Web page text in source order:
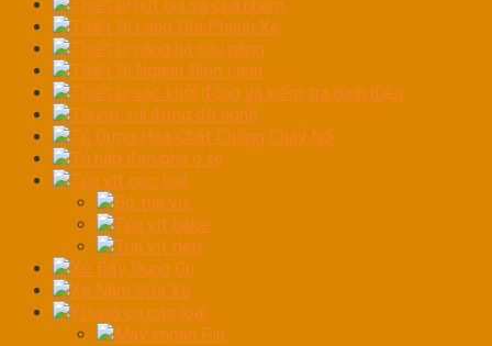
Thiết bị hút bụi và chà nhám
Thiết Bị Láng Đĩa Phanh Xe
Thiết bị nâng hạ cầu nâng
Thiết Bị Ngành Điện Lạnh
Thiết bị sạc khởi động và kiểm tra bình điện
Thùng, túi đựng đồ nghề
Tủ Đựng Hóa Chất Chống Cháy Nổ
Tủ hấp đèn pha ô tô
Tua vít các loại
Bộ tua vít
Tua vít bake
Tua vít dẹp
Xe Đẩy Dụng Cụ
Xe Nằm Sửa Xe
YDụng cụ các loại
Máy khoan Pin